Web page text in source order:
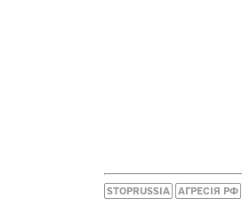
STOPRUSSIA АГРЕСІЯ РФ